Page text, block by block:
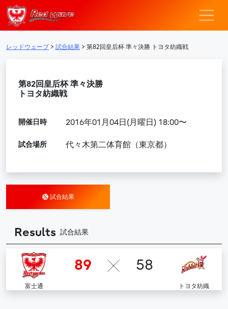
メインナビゲーション
レッドウェー
レッドウェーブ > 試合結果 > 第82回皇后杯 準々決勝 トヨタ紡織戦
第82回皇后杯 準々決勝
トヨタ紡織戦
開催日時 2016年01月04日(月曜日) 18:00〜
試合場所 代々木第二体育館（東京都）
試合結果
Results 試合結果
89 58
富士通 トヨタ紡織